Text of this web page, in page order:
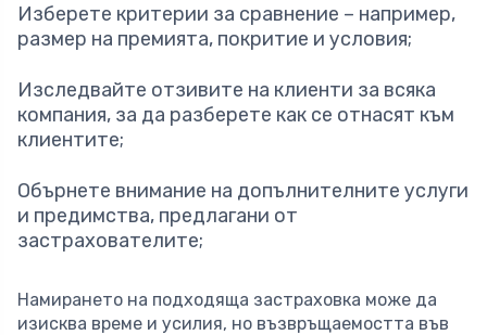
Изберете критерии за сравнение – например,
размер на премията, покритие и условия;
Изследвайте отзивите на клиенти за всяка
компания, за да разберете как се отнасят към
клиентите;
Обърнете внимание на допълнителните услуги
и предимства, предлагани от
застрахователите;
Намирането на подходяща застраховка може да
изисква време и усилия, но възвръщаемостта във